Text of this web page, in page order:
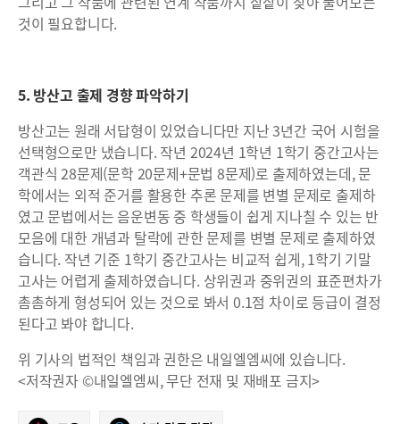
것이 필요합니다.
5. 방산고 출제 경향 파악하기
방산고는 원래 서답형이 있었습니다만 지난 3년간 국어 시험을
선택형으로만 냈습니다. 작년 2024년 1학년 1학기 중간고사는
객관식 28문제(문학 20문제+문법 8문제)로 출제하였는데, 문
학에서는 외적 준거를 활용한 추론 문제를 변별 문제로 출제하
였고 문법에서는 음운변동 중 학생들이 쉽게 지나칠 수 있는 반
모음에 대한 개념과 탈락에 관한 문제를 변별 문제로 출제하였
습니다. 작년 기준 1학기 중간고사는 비교적 쉽게, 1학기 기말
고사는 어렵게 출제하였습니다. 상위권과 중위권의 표준편차가
촘촘하게 형성되어 있는 것으로 봐서 0.1점 차이로 등급이 결정
된다고 봐야 합니다.
위 기사의 법적인 책임과 권한은 내일엘엠씨에 있습니다.
<저작권자 ©내일엘엠씨, 무단 전재 및 재배포 금지>